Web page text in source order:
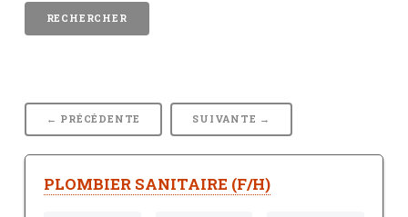
← PRÉCÉDENTE SUIVANTE →
PLOMBIER SANITAIRE (F/H)